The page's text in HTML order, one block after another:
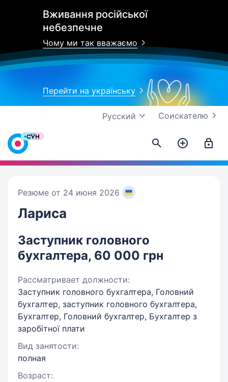
Вживання російської
небезпечне
Чому ми так вважаємо
Перейти на українську
Соискателю
Русский
Резюме от 24 июня 2026
Лариса
Заступник головного
бухгалтера, 60 000 грн
Рассматривает должности:
Заступник головного бухгалтера, Головний
бухгалтер, заступник головного бухгалтера,
Бухгалтер, Головний бухгалтер, Бухгалтер з
заробітної плати
Вид занятости:
полная
Возраст: